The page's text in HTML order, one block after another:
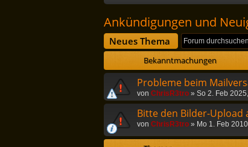
ug
riff
Ankündigungen und
Neues Thema
Bekanntmachungen
Probleme beim
von ChrisR3tro » So 2. Feb
Bitte den Bilder-Upload
von ChrisR3tro » Mo 1. Feb